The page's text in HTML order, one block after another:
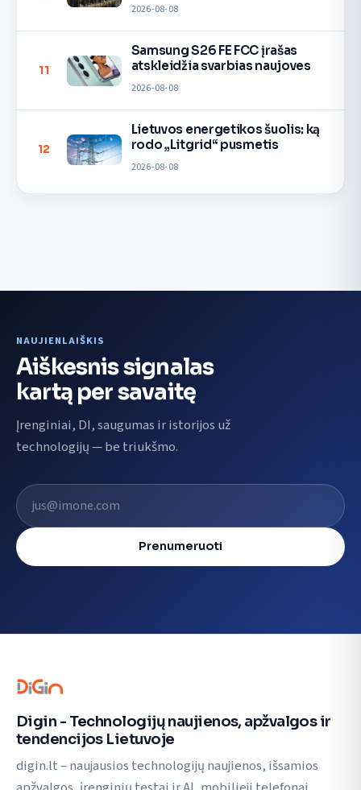
2026-08-08
11
Samsung S26 FE FCC įrašas
atskleidžia svarbias naujoves
2026-08-08
12
Lietuvos energetikos šuolis: ką
rodo „Litgrid“ pusmetis
2026-08-08
NAUJIENLAIŠKIS
Aiškesnis signalas
kartą per savaitę
Įrenginiai, DI, saugumas ir istorijos už
technologijų — be triukšmo.
El. pašto adresas
Prenumeruoti
Digin - Technologijų naujienos, apžvalgos ir
tendencijos Lietuvoje
digin.lt – naujausios technologijų naujienos, išsamios